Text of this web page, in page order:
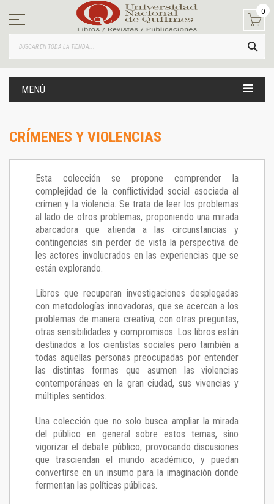
contenido
0
MENÚ
CRÍMENES Y VIOLENCIAS
Esta colección se propone comprender la
complejidad de la conflictividad social asociada al
crimen y la violencia. Se trata de leer los problemas
al lado de otros problemas, proponiendo una mirada
abarcadora que atienda a las circunstancias y
contingencias sin perder de vista la perspectiva de
les actores involucrados en las experiencias que se
están explorando.
Libros que recuperan investigaciones desplegadas
con metodologías innovadoras, que se acercan a los
problemas de manera creativa, con otras preguntas,
otras sensibilidades y compromisos. Los libros están
destinados a los cientistas sociales pero también a
todas aquellas personas preocupadas por entender
las distintas formas que asumen las violencias
contemporáneas en la gran ciudad, sus vivencias y
múltiples sentidos.
Una colección que no solo busca ampliar la mirada
del público en general sobre estos temas, sino
vigorizar el debate público, provocando discusiones
que trasciendan el mundo académico, y puedan
convertirse en un insumo para la imaginación donde
fermentan las políticas públicas.